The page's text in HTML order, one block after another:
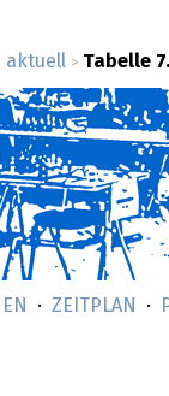
aktuell > Tabelle
ZEITPLAN